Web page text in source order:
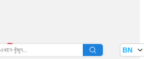
তথ্য বাতায়ন BN